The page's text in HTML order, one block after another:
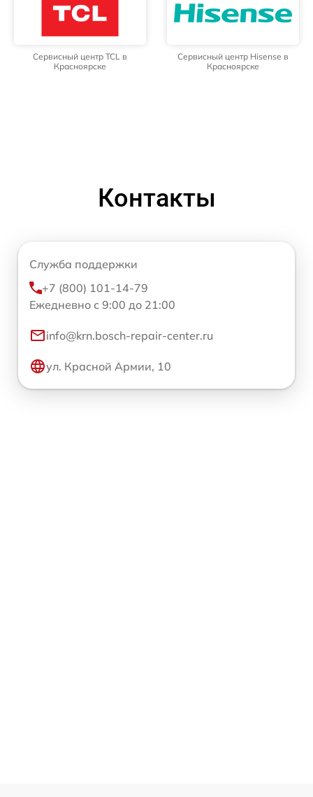
Сервисный центр TCL в
Красноярске
Сервисный центр Hisense в
Красноярске
Контакты
Служба поддержки
+7 (800) 101-14-79
Ежедневно с 9:00 до 21:00
info@krn.bosch-repair-center.ru
ул. Красной Армии, 10